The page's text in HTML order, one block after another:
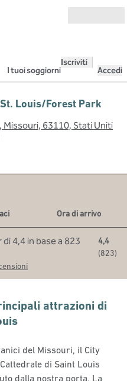
I tuoi soggiorni
Iscriviti
Accedi
Louis/Forest Park
Missouri, 63110, Stati Uniti
Ora di arrivo
4,4
(823)
attrazioni di
del Missouri, il City
di Saint Louis
dalla nostra porta. La